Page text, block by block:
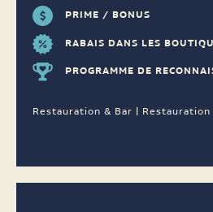
PRIME / BONUS
RABAIS DANS LES
PROGRAMME DE
Restauration & Bar | Restauration